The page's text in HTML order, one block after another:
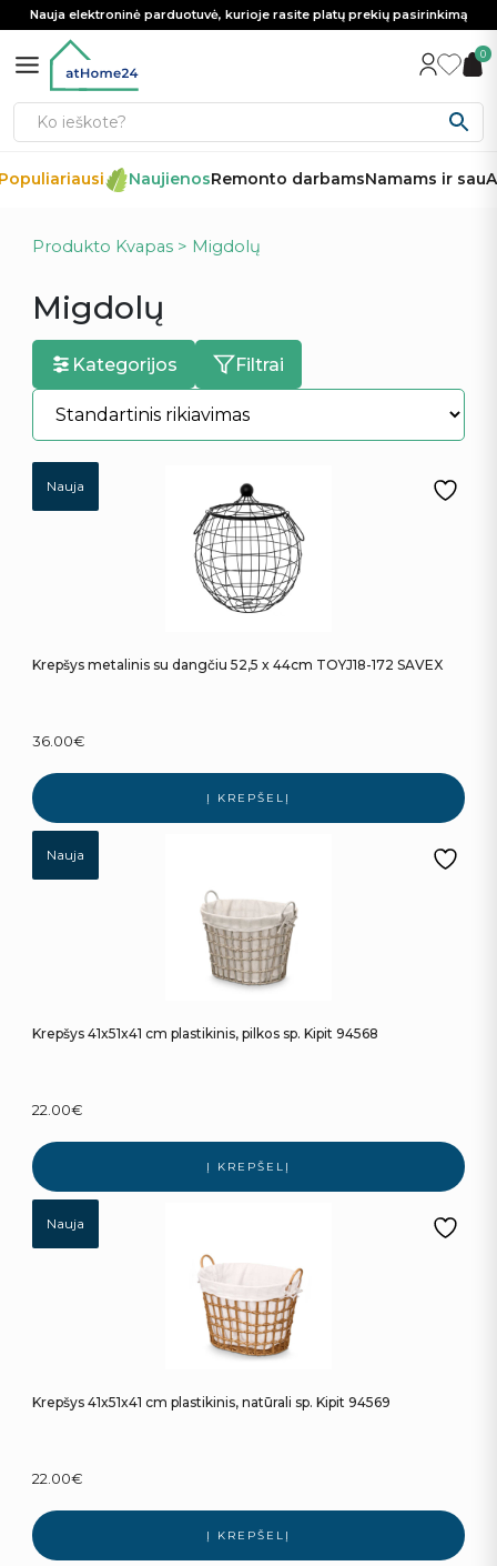
Nauja elektroninė parduotuvė, kurioje rasite platų prekių pasirinkimą
0
NaujienosRemonto darbamsNamams ir sau
Produkto Kvapas > Migdolų
Migdolų
Kategorijos Filtrai
Nauja
Krepšys metalinis su dangčiu 52,5 x 44cm TOYJ18-172 SAVEX
36.00€
Į KREPŠELĮ
Nauja
Krepšys 41x51x41 cm plastikinis, pilkos sp. Kipit 94568
22.00€
Į KREPŠELĮ
Nauja
Krepšys 41x51x41 cm plastikinis, natūrali sp. Kipit 94569
22.00€
Į KREPŠELĮ